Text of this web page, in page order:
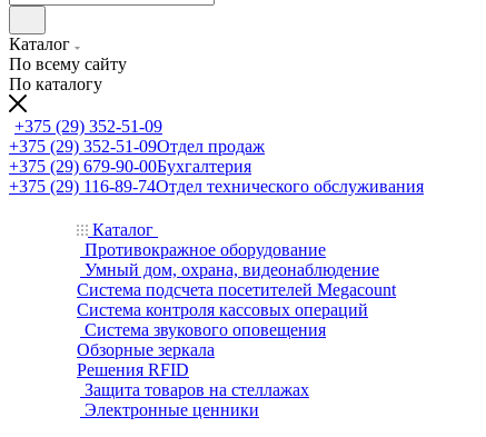
Каталог
По всему сайту
По каталогу
+375 (29) 352-51-09
+375 (29) 352-51-09Отдел продаж
+375 (29) 679-90-00Бухгалтерия
+375 (29) 116-89-74Отдел технического обслуживания
Каталог
Противокражное оборудование
Умный дом, охрана, видеонаблюдение
Система подсчета посетителей Megacount
Система контроля кассовых операций
Система звукового оповещения
Обзорные зеркала
Решения RFID
Защита товаров на стеллажах
Электронные ценники